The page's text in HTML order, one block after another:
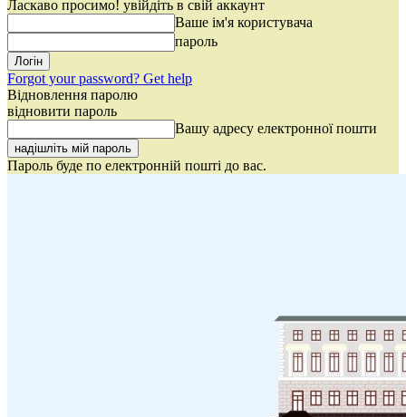
Ласкаво просимо! увійдіть в свій аккаунт
Ваше ім'я користувача
пароль
Forgot your password? Get help
Відновлення паролю
відновити пароль
Вашу адресу електронної пошти
Пароль буде по електронній пошті до вас.